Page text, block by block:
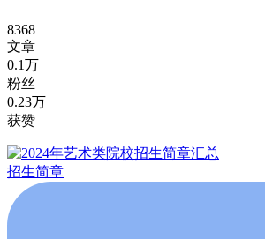
8368
文章
0.1万
粉丝
0.23万
获赞
招生简章